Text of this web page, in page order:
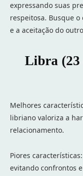
expressando suas
respeitosa. Busque
e a aceitação do
Libra (23
Melhores
libriano valoriza a
relacionamento.
Piores
evitando confrontos